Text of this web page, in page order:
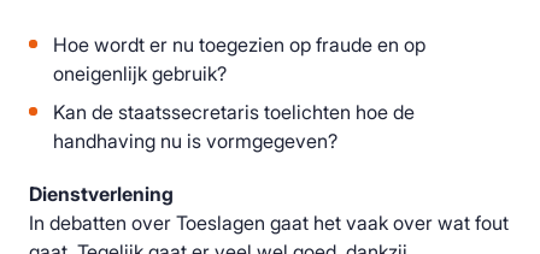
Hoe wordt er nu toegezien op fraude en op
oneigenlijk gebruik?
Kan de staatssecretaris toelichten hoe de
handhaving nu is vormgegeven?
Dienstverlening
In debatten over Toeslagen gaat het vaak over wat fout